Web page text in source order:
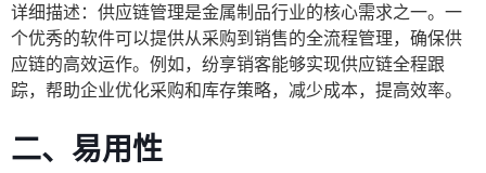
详细描述：供应链管理是金属制品行业的核心需求之一。一
个优秀的软件可以提供从采购到销售的全流程管理，确保供
应链的高效运作。例如，纷享销客能够实现供应链全程跟
踪，帮助企业优化采购和库存策略，减少成本，提高效率。
二、易用性